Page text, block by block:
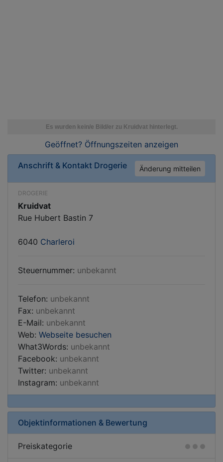
Geöffnet? Öffnungszeiten anzeigen
Anschrift & Kontakt Drogerie Änderung mitteilen
DROGERIE
Kruidvat
Rue Hubert Bastin 7
6040 Charleroi
Steuernummer: unbekannt
Telefon: unbekannt
Fax: unbekannt
E-Mail: unbekannt
Web: Webseite besuchen
What3Words: unbekannt
Facebook: unbekannt
Twitter: unbekannt
Instagram: unbekannt
Objektinformationen & Bewertung
Preiskategorie